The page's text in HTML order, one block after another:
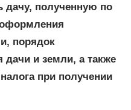
полученную по
оформления
порядок
и земли, а также
при получении